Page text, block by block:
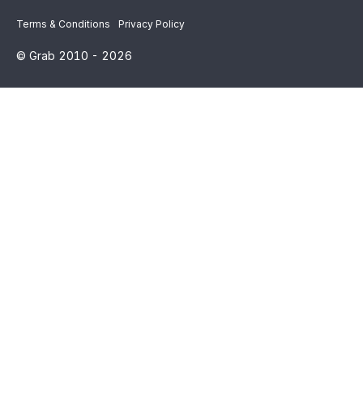
Terms & Conditions Privacy Policy
© Grab 2010 - 2026